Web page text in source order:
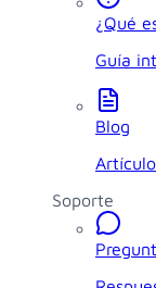
¿Qué
Guía
Blog
Soporte